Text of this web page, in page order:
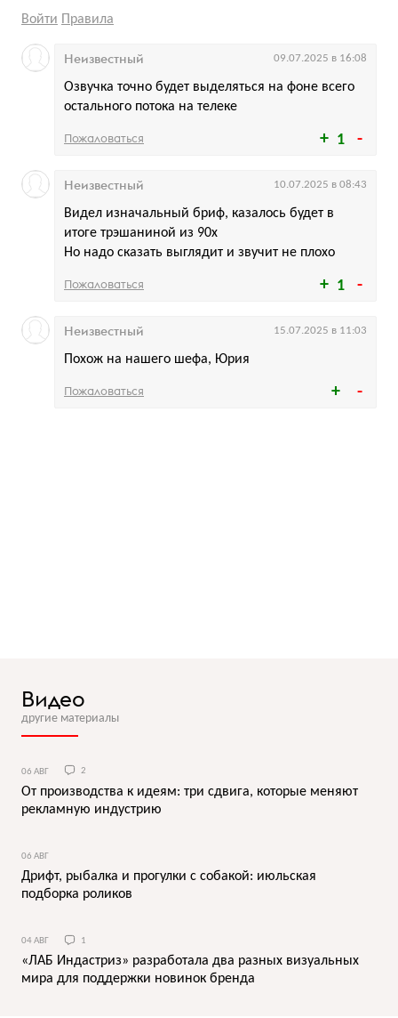
Войти Правила
1
Озвучка точно будет выделяться на фоне всего
остального потока на телеке
Неизвестный 09.07.2025 в 16:08
Пожаловаться
1
Видел изначальный бриф, казалось будет в
итоге трэшаниной из 90х
Но надо сказать выглядит и звучит не плохо
Неизвестный 10.07.2025 в 08:43
Пожаловаться
Похож на нашего шефа, Юрия
Неизвестный 15.07.2025 в 11:03
Пожаловаться
Видео
другие материалы
06 АВГ 2
От производства к идеям: три сдвига, которые меняют
рекламную индустрию
06 АВГ
Дрифт, рыбалка и прогулки с собакой: июльская
подборка роликов
04 АВГ 1
«ЛАБ Индастриз» разработала два разных визуальных
мира для поддержки новинок бренда